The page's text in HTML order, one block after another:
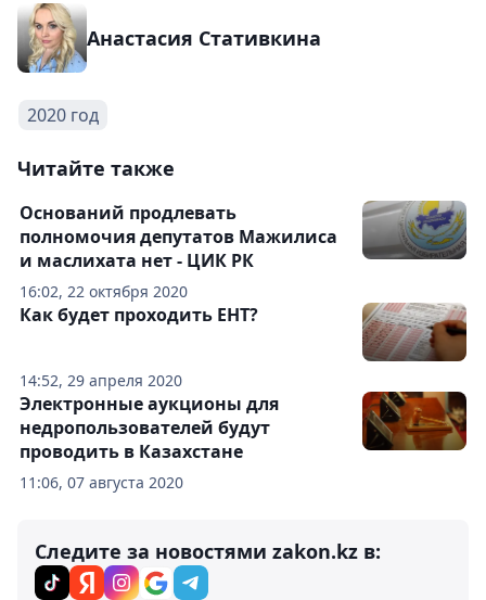
Анастасия Стативкина
2020 год
Читайте также
16:02, 22 октября 2020
Оснований продлевать
полномочия депутатов Мажилиса
и маслихата нет - ЦИК РК
14:52, 29 апреля 2020
Как будет проходить ЕНТ?
11:06, 07 августа 2020
Электронные аукционы для
недропользователей будут
проводить в Казахстане
Следите за новостями zakon.kz в: